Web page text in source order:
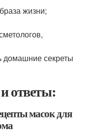
жизни;
домашние секреты
ответы:
масок для